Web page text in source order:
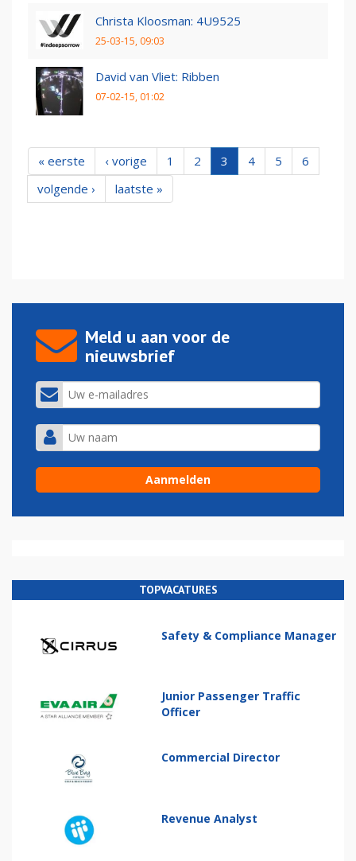
Christa Kloosman: 4U9525
25-03-15, 09:03
David van Vliet: Ribben
07-02-15, 01:02
« eerste ‹ vorige 1 2 3 4 5
6
volgende ›
laatste »
Meld u aan voor de
nieuwsbrief
TOPVACATURES
Safety & Compliance Manager
Junior Passenger Traffic
Officer
Commercial Director
Revenue Analyst